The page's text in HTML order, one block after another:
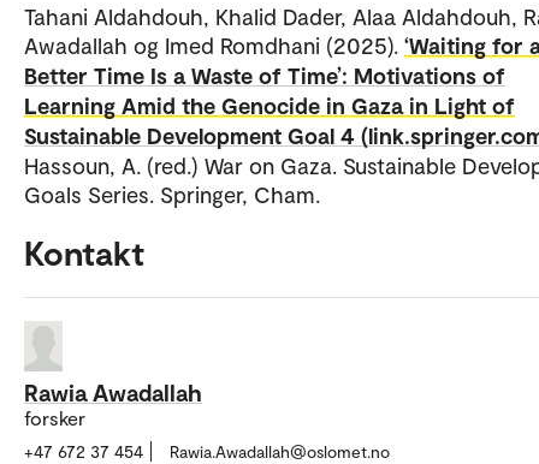
Tahani Aldahdouh, Khalid Dader, Alaa Aldahdouh,
Awadallah og Imed Romdhani (2025). ‘Waiting for
Better Time Is a Waste of Time’: Motivations of
Learning Amid the Genocide in Gaza in Light of
Sustainable Development Goal 4
Hassoun, A. (red.) War on Gaza. Sustainable
Goals Series. Springer, Cham.
Kontakt
Rawia Awadallah
forsker
+47 672 37 454 Rawia.Awadallah@oslomet.no